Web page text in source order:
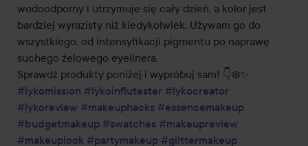
wodoodporny i utrzymuje się cały dzień, a kolor jest
bardziej wyrazisty niż kiedykolwiek. Używam go do
wszystkiego, od intensyfikacji pigmentu po naprawę
suchego żelowego eyelinera.
#lykomission #lykoinflutester #lykocreator
#lykoreview #makeuphacks #essencemakeup
#budgetmakeup #swatches #makeupreview
#makeuplook #partymakeup #glittermakeup